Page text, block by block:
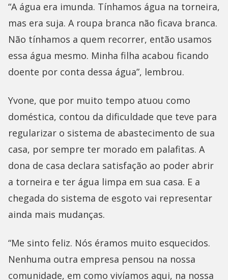
“A água era imunda. Tínhamos água na torneira,
mas era suja. A roupa branca não ficava branca.
Não tínhamos a quem recorrer, então usamos
essa água mesmo. Minha filha acabou ficando
doente por conta dessa água”, lembrou.
Yvone, que por muito tempo atuou como
doméstica, contou da dificuldade que teve para
regularizar o sistema de abastecimento de sua
casa, por sempre ter morado em palafitas. A
dona de casa declara satisfação ao poder abrir
a torneira e ter água limpa em sua casa. E a
chegada do sistema de esgoto vai representar
ainda mais mudanças.
“Me sinto feliz. Nós éramos muito esquecidos.
Nenhuma outra empresa pensou na nossa
comunidade, em como vivíamos aqui, na nossa